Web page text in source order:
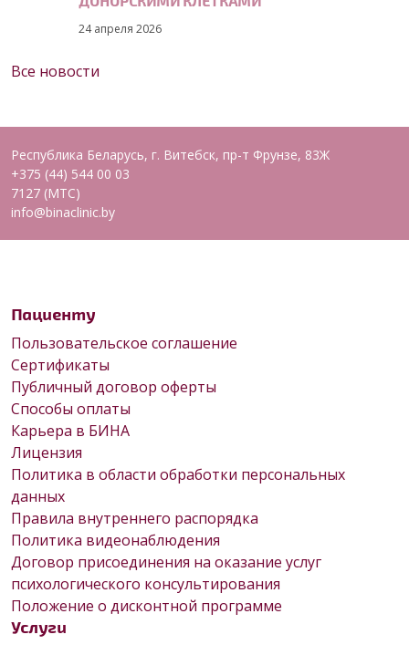
24 апреля 2026
Все новости
Республика Беларусь, г. Витебск, пр-т Фрунзе, 83Ж
+375 (44) 544 00 03
7127 (МТС)
info@binaclinic.by
Пациенту
Пользовательское соглашение
Сертификаты
Публичный договор оферты
Способы оплаты
Карьера в БИНА
Лицензия
Политика в области обработки персональных
данных
Правила внутреннего распорядка
Политика видеонаблюдения
Договор присоединения на оказание услуг
психологического консультирования
Положение о дисконтной программе
Услуги